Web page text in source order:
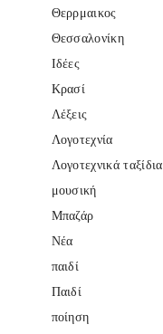
Θερρμαικος
Θεσσαλονίκη
Ιδέες
Κρασί
Λέξεις
Λογοτεχνία
Λογοτεχνικά ταξίδια
μουσική
Μπαζάρ
Νέα
παιδί
Παιδί
ποίηση